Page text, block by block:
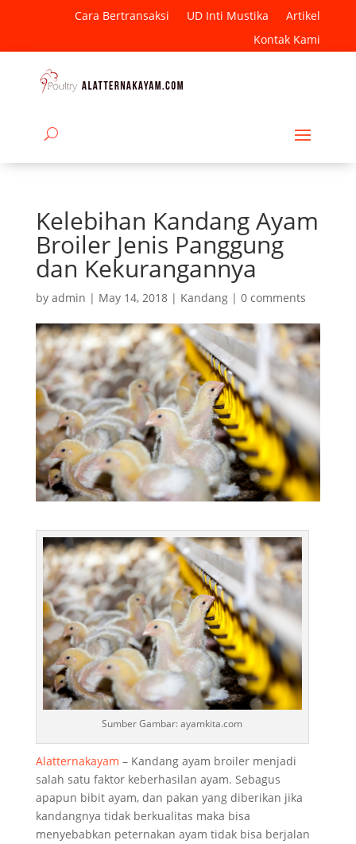
Cara Bertransaksi UD Inti Mustika
Artikel
Kontak Kami
Kelebihan Kandang Ayam
Broiler Jenis Panggung
dan Kekurangannya
by admin | May 14, 2018| Kandang| 0 comments
Sumber Gambar: ayamkita.com
Alatternakayam – Kandang ayam broiler menjadi
salah satu faktor keberhasilan ayam. Sebagus
apapun bibit ayam, dan pakan yang diberikan jika
kandangnya tidak berkualitas maka bisa
menyebabkan peternakan ayam tidak bisa berjalan